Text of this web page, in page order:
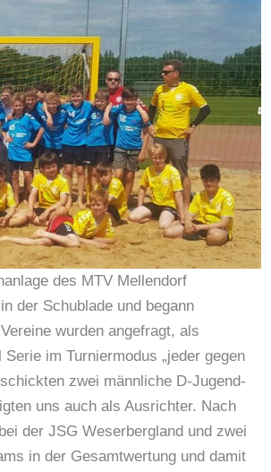
des MTV Mellendorf
der Schublade und begann
wurden angefragt, als
im Turniermodus „jeder gegen
zwei männliche D-Jugend-
uns auch als Ausrichter. Nach
der JSG Weserbergland und zwei
in der Gesamtwertung und damit